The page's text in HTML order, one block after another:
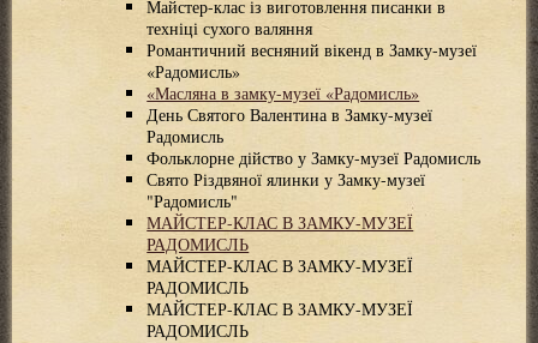
Майстер-клас із виготовлення писанки в
техніці сухого валяння
Романтичний весняний вікенд в Замку-музеї
«Радомисль»
«Масляна в замку-музеї «Радомисль»
День Святого Валентина в Замку-музеї
Радомисль
Фольклорне дійство у Замку-музеї Радомисль
Свято Різдвяної ялинки у Замку-музеї
"Радомисль"
МАЙСТЕР-КЛАС В ЗАМКУ-МУЗЕЇ
РАДОМИСЛЬ
МАЙСТЕР-КЛАС В ЗАМКУ-МУЗЕЇ
РАДОМИСЛЬ
МАЙСТЕР-КЛАС В ЗАМКУ-МУЗЕЇ
РАДОМИСЛЬ